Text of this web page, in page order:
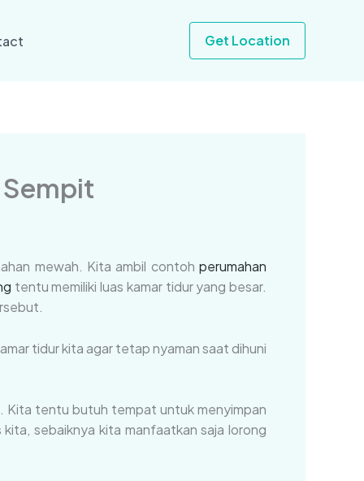
Get Location
Sempit
mewah. Kita ambil contoh perumahan
tentu memiliki luas kamar tidur yang besar.
tidur kita agar tetap nyaman saat dihuni
Kita tentu butuh tempat untuk menyimpan
sebaiknya kita manfaatkan saja lorong